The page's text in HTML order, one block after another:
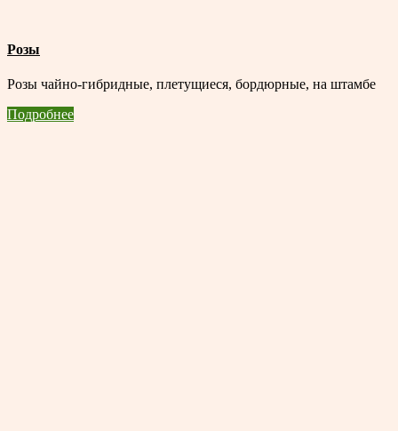
Розы
Розы чайно-гибридные, плетущиеся, бордюрные, на штамбе
Подробнее